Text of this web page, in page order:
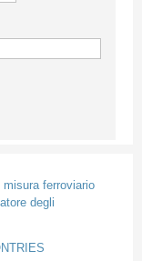
ferroviario
degli